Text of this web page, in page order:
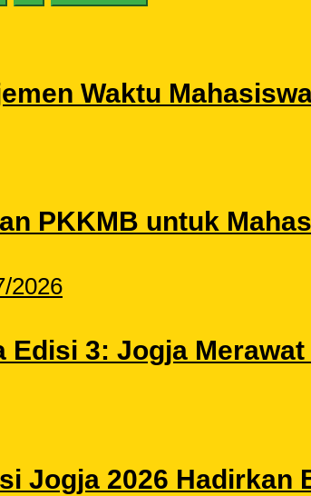
Waktu
PKKMB untuk
2026
Edisi 3: Jogja
Jogja 2026 Hadirkan